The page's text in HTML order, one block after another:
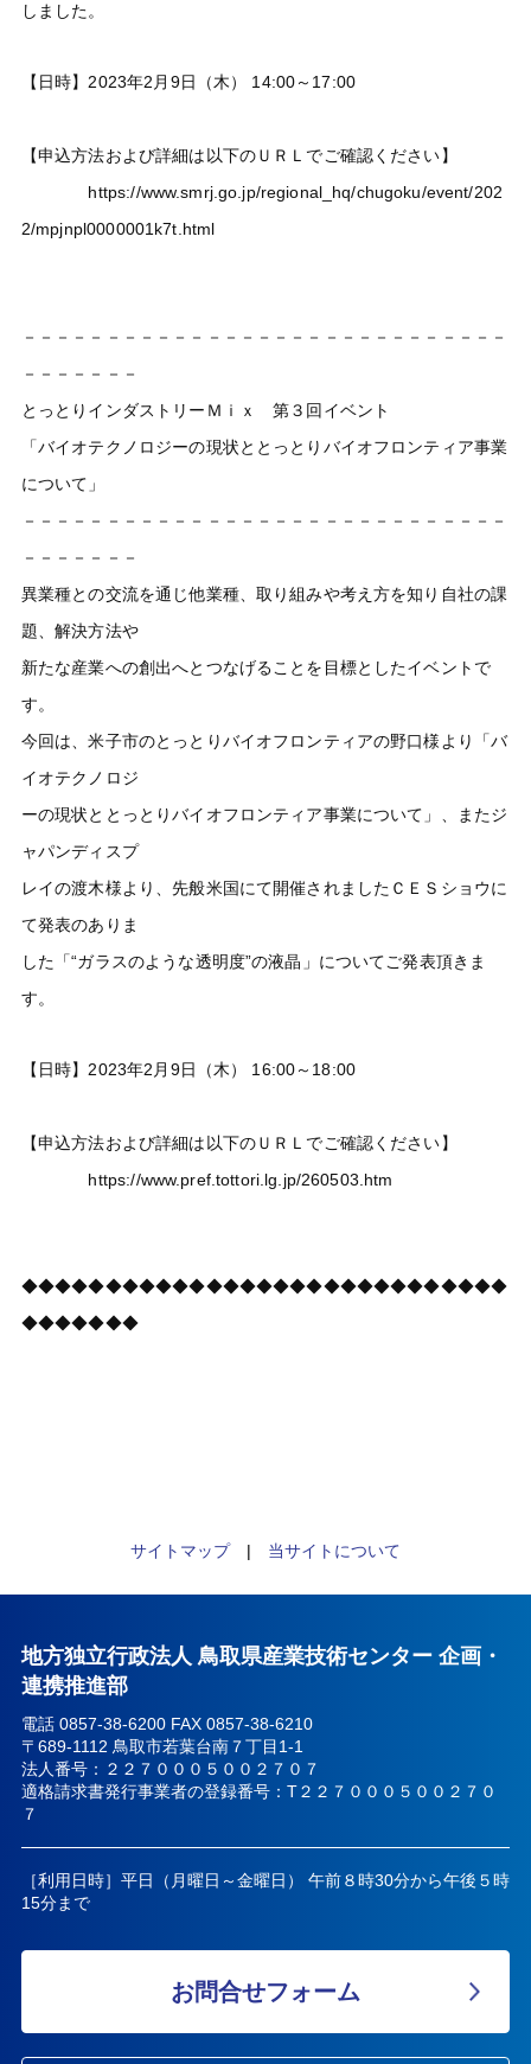
しました。
【日時】2023年2月9日（木） 14:00～17:00
【申込方法および詳細は以下のＵＲＬでご確認ください】
https://www.smrj.go.jp/regional_hq/chugoku/event/202
2/mpjnpl0000001k7t.html
－－－－－－－－－－－－－－－－－－－－－－－－－－－－－
－－－－－－－
とっとりインダストリーＭｉｘ 第３回イベント
「バイオテクノロジーの現状ととっとりバイオフロンティア事業
について」
－－－－－－－－－－－－－－－－－－－－－－－－－－－－－
－－－－－－－
異業種との交流を通じ他業種、取り組みや考え方を知り自社の課
題、解決方法や
新たな産業への創出へとつなげることを目標としたイベントで
す。
今回は、米子市のとっとりバイオフロンティアの野口様より「バ
イオテクノロジ
ーの現状ととっとりバイオフロンティア事業について」、またジ
ャパンディスプ
レイの渡木様より、先般米国にて開催されましたＣＥＳショウに
て発表のありま
した「“ガラスのような透明度”の液晶」についてご発表頂きま
す。
【日時】2023年2月9日（木） 16:00～18:00
【申込方法および詳細は以下のＵＲＬでご確認ください】
https://www.pref.tottori.lg.jp/260503.htm
◆◆◆◆◆◆◆◆◆◆◆◆◆◆◆◆◆◆◆◆◆◆◆◆◆◆◆◆◆
◆◆◆◆◆◆◆
サイトマップ| 当サイトについて
地方独立行政法人 鳥取県産業技術センター 企画・
連携推進部
電話 0857-38-6200 FAX 0857-38-6210
〒689-1112 鳥取市若葉台南７丁目1-1
法人番号：２２７０００５００２７０７
適格請求書発行事業者の登録番号：T２２７０００５００２７０
７
［利用日時］平日（月曜日～金曜日） 午前８時30分から午後５時
15分まで
お問合せフォーム